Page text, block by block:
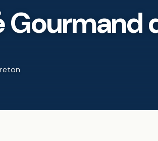
Gourmand